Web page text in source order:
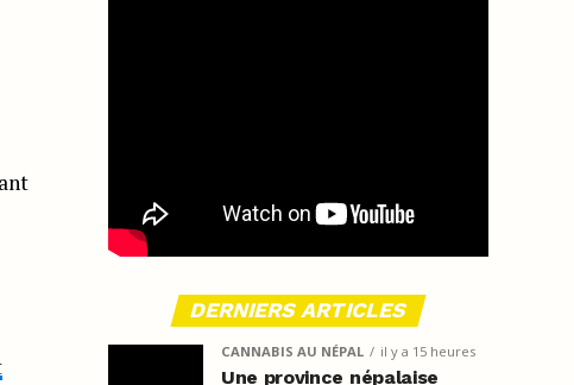
DERNIERS ARTICLES
CANNABIS AU NÉPAL il y a 15 heures
Une province népalaise